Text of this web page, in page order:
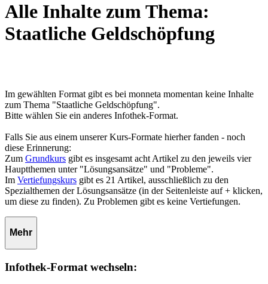
Alle Inhalte zum Thema:
Staatliche Geldschöpfung
Im gewählten Format gibt es bei monneta momentan keine Inhalte
zum Thema "Staatliche Geldschöpfung".
Bitte wählen Sie ein anderes Infothek-Format.
Falls Sie aus einem unserer Kurs-Formate hierher fanden - noch
diese Erinnerung:
Zum Grundkurs gibt es insgesamt acht Artikel zu den jeweils vier
Hauptthemen unter "Lösungsansätze" und "Probleme".
Im Vertiefungskurs gibt es 21 Artikel, ausschließlich zu den
Spezialthemen der Lösungsansätze (in der Seitenleiste auf + klicken,
um diese zu finden). Zu Problemen gibt es keine Vertiefungen.
Mehr
Infothek-Format wechseln: